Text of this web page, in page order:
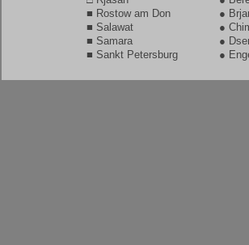
■ Rostow am Don
■ Salawat
■ Samara
■ Sankt Petersburg
●
●
●
●